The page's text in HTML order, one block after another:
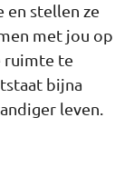
en stellen ze
met jou op
ruimte te
bijna
leven.